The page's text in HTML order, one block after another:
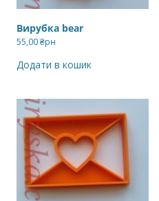
Вирубка bear
55,00₴рн
Додати в кошик